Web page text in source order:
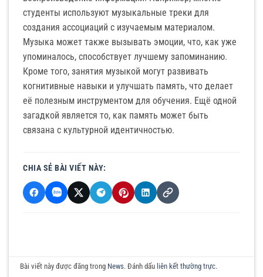
студенты используют музыкальные треки для
создания ассоциаций с изучаемым материалом.
Музыка может также вызывать эмоции, что, как уже
упоминалось, способствует лучшему запоминанию.
Кроме того, занятия музыкой могут развивать
когнитивные навыки и улучшать память, что делает
её полезным инструментом для обучения. Ещё одной
загадкой является то, как память может быть
связана с культурной идентичностью.
CHIA SẺ BÀI VIẾT NÀY:
Bài viết này được đăng trong News. Đánh dấu liên kết thường trực.